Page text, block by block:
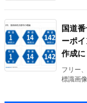
国道
ーポ
作成に
フリー
標識画